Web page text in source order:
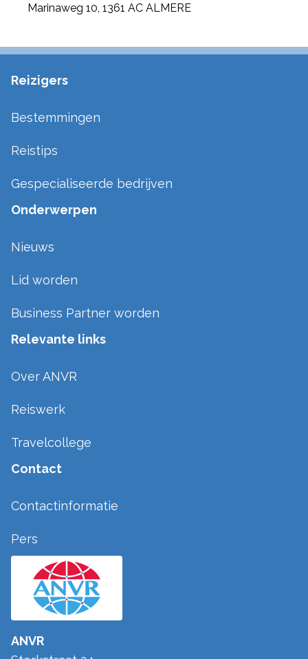
Marinaweg 10, 1361 AC ALMERE
ANVR
Reizigers
Bestemmingen
Reistips
Gespecialiseerde bedrijven
Onderwerpen
Nieuws
Lid worden
Business Partner worden
Relevante links
Over ANVR
Reiswerk
Travelcollege
Contact
Contactinformatie
Pers